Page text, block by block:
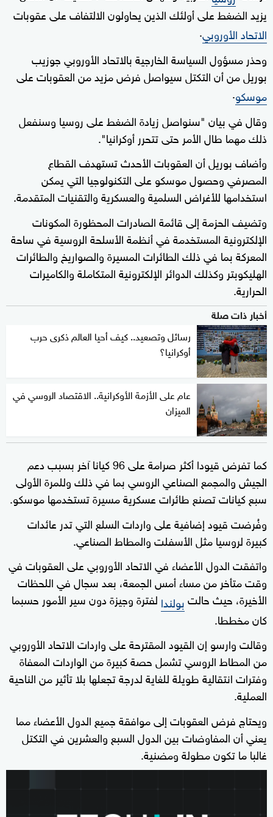
يزيد الضغط على أولئك الذين يحاولون الالتفاف على عقوبات
الاتحاد الأوروبي.
وحذر مسؤول السياسة الخارجية بالاتحاد الأوروبي جوزيب
بوريل من أن التكتل سيواصل فرض مزيد من العقوبات على
موسكو.
وقال في بيان "سنواصل زيادة الضغط على روسيا وسنفعل
ذلك مهما طال الأمر حتى تتحرر أوكرانيا".
وأضاف بوريل أن العقوبات الأحدث تستهدف القطاع
المصرفي وحصول موسكو على التكنولوجيا التي يمكن
استخدامها للأغراض السلمية والعسكرية والتقنيات المتقدمة.
وتضيف الحزمة إلى قائمة الصادرات المحظورة المكونات
الإلكترونية المستخدمة في أنظمة الأسلحة الروسية في ساحة
المعركة بما في ذلك الطائرات المسيرة والصواريخ والطائرات
الهليكوبتر وكذلك الدوائر الإلكترونية المتكاملة والكاميرات
الحرارية.
أخبار ذات صلة
رسائل وتصعيد.. كيف أحيا العالم ذكرى حرب
أوكرانيا؟
عام على الأزمة الأوكرانية.. الاقتصاد الروسي في
الميزان
كما تفرض قيودا أكثر صرامة على 96 كيانا آخر بسبب دعم
الجيش والمجمع الصناعي الروسي بما في ذلك وللمرة الأولى
سبع كيانات تصنع طائرات عسكرية مسيرة تستخدمها موسكو.
وفُرضت قيود إضافية على واردات السلع التي تدر عائدات
كبيرة لروسيا مثل الأسفلت والمطاط الصناعي.
واتفقت الدول الأعضاء في الاتحاد الأوروبي على العقوبات في
وقت متأخر من مساء أمس الجمعة، بعد سجال في اللحظات
الأخيرة، حيث حالتبولندا لفترة وجيزة دون سير الأمور حسبما
كان مخططا.
وقالت وارسو إن القيود المقترحة على واردات الاتحاد الأوروبي
من المطاط الروسي تشمل حصة كبيرة من الواردات المعفاة
وفترات انتقالية طويلة للغاية لدرجة تجعلها بلا تأثير من الناحية
العملية.
ويحتاج فرض العقوبات إلى موافقة جميع الدول الأعضاء مما
يعني أن المفاوضات بين الدول السبع والعشرين في التكتل
غالبا ما تكون مطولة ومضنية.